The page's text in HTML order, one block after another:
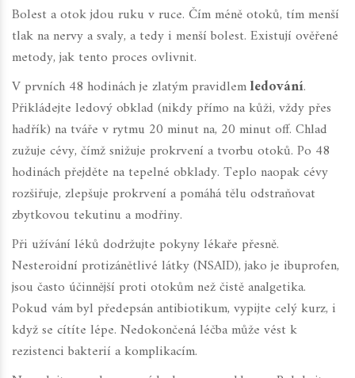
Bolest a otok jdou ruku v ruce. Čím méně otoků, tím menší
tlak na nervy a svaly, a tedy i menší bolest. Existují ověřené
metody, jak tento proces ovlivnit.
V prvních 48 hodinách je zlatým pravidlemledování.
Přikládejte ledový obklad (nikdy přímo na kůži, vždy přes
hadřík) na tváře v rytmu 20 minut na, 20 minut off. Chlad
zužuje cévy, čímž snižuje prokrvení a tvorbu otoků. Po 48
hodinách přejděte na tepelné obklady. Teplo naopak cévy
rozšiřuje, zlepšuje prokrvení a pomáhá tělu odstraňovat
zbytkovou tekutinu a modřiny.
Při užívání léků dodržujte pokyny lékaře přesně.
Nesteroidní protizánětlivé látky (NSAID), jako je ibuprofen,
jsou často účinnější proti otokům než čistě analgetika.
Pokud vám byl předepsán antibiotikum, vypijte celý kurz, i
když se cítíte lépe. Nedokončená léčba může vést k
rezistenci bakterií a komplikacím.